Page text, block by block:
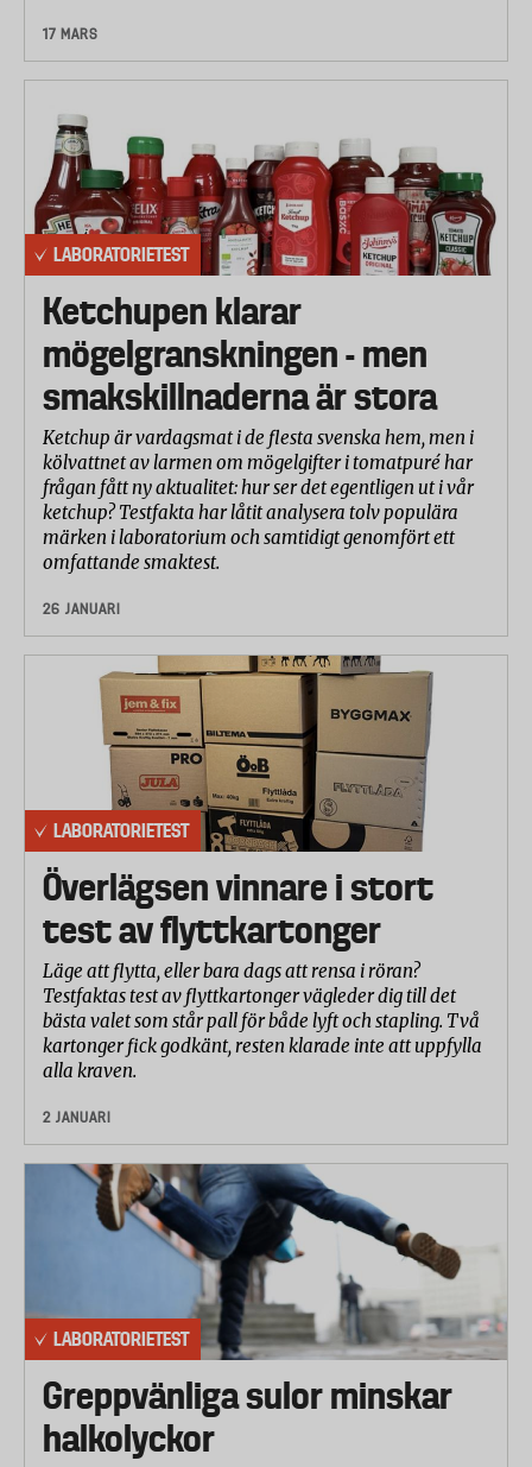
17 MARS
LABORATORIETEST
Ketchupen klarar
mögelgranskningen - men
smakskillnaderna är stora
Ketchup är vardagsmat i de flesta svenska hem, men i
kölvattnet av larmen om mögelgifter i tomatpuré har
frågan fått ny aktualitet: hur ser det egentligen ut i vår
ketchup? Testfakta har låtit analysera tolv populära
märken i laboratorium och samtidigt genomfört ett
omfattande smaktest.
26 JANUARI
LABORATORIETEST
Överlägsen vinnare i stort
test av flyttkartonger
Läge att flytta, eller bara dags att rensa i röran?
Testfaktas test av flyttkartonger vägleder dig till det
bästa valet som står pall för både lyft och stapling. Två
kartonger fick godkänt, resten klarade inte att uppfylla
alla kraven.
2 JANUARI
LABORATORIETEST
Greppvänliga sulor minskar
halkolyckor